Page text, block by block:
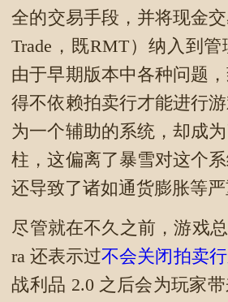
全的交易手段，并将现金
Trade，既RMT）纳入到管
由于早期版本中各种问题
得不依赖拍卖行才能进行
为一个辅助的系统，却成
柱，这偏离了暴雪对这个
还导致了诸如通货膨胀等严
尽管就在不久之前，游戏
ra 还表示过不会关闭拍卖
战利品 2.0 之后会为玩家